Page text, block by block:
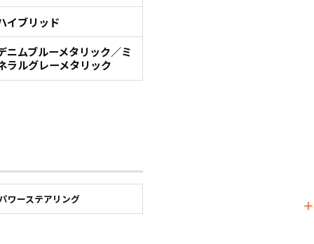
イブリッド
ニムブルーメタリック／ミ
ラルグレーメタリック
ワーステアリング